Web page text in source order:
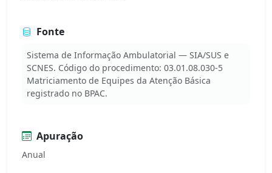
Fonte
Sistema de Informação Ambulatorial — SIA/SUS e
SCNES. Código do procedimento: 03.01.08.030-5
Matriciamento de Equipes da Atenção Básica
registrado no BPAC.
Apuração
Anual